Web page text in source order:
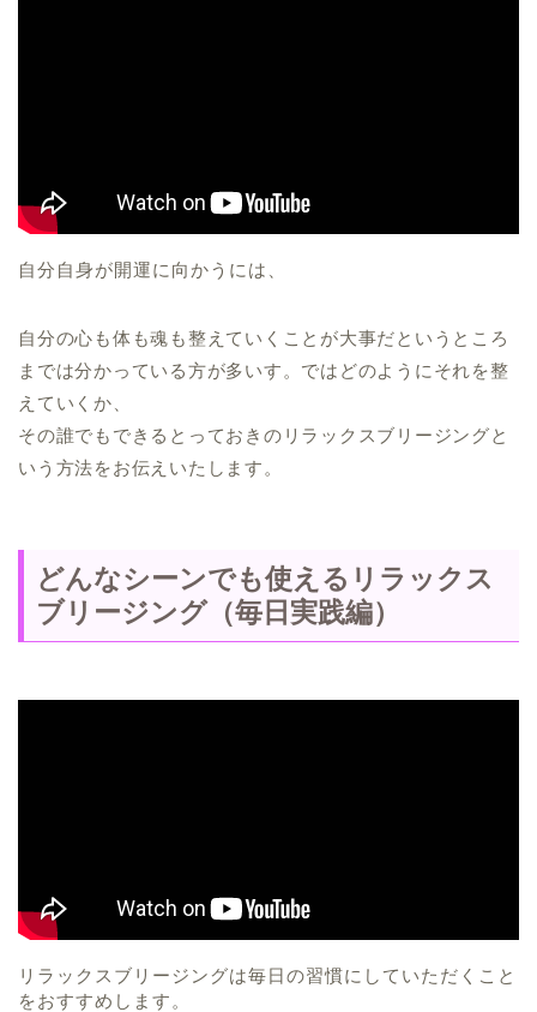
自分自身が開運に向かうには、
自分の心も体も魂も整えていくことが大事だというところ
までは分かっている方が多いす。ではどのようにそれを整
えていくか、
その誰でもできるとっておきのリラックスブリージングと
いう方法をお伝えいたします。
どんなシーンでも使えるリラックス
ブリージング（毎日実践編）
リラックスブリージングは毎日の習慣にしていただくこと
をおすすめします。